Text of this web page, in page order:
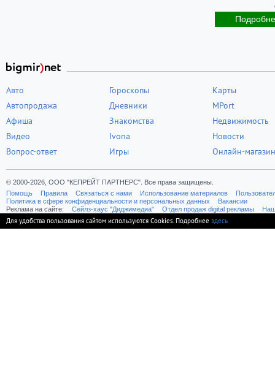
Авто
Автопродажа
Афиша
Видео
Вопрос-ответ
Гороскопы
Дневники
Знакомства
Ivona
Игры
Карты
MPort
Недвижимость
Новости
Онлайн-магазин
© 2000-2026, ООО "КЕПРЕЙТ ПАРТНЕРС". Все права защищены.
Помощь
Правила Связаться с нами Использование материалов
Политика в сфере конфиденциальности и персональных данных
Вакансии
Реклама на сайте:
Cейлз-хаус "Диджимедиа" Отдел продаж digital рекламы
Для удобства пользования сайтом используются Cookies. Подробнее здесь